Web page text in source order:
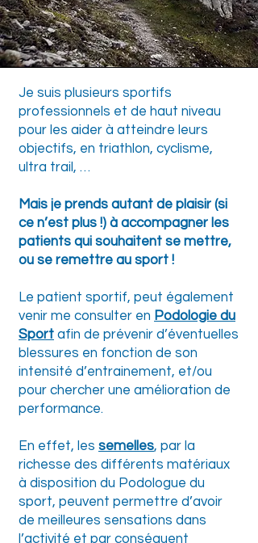
Je suis plusieurs sportifs
professionnels et de haut niveau
pour les aider à atteindre leurs
objectifs, en triathlon, cyclisme,
ultra trail, …
Mais je prends autant de plaisir (si
ce n’est plus !) à accompagner les
patients qui souhaitent se mettre,
ou se remettre au sport !
Le patient sportif, peut également
venir me consulter en Podologie du
Sport afin de prévenir d’éventuelles
blessures en fonction de son
intensité d’entrainement, et/ou
pour chercher une amélioration de
performance.
En effet, les semelles, par la
richesse des différents matériaux
à disposition du Podologue du
sport, peuvent permettre d’avoir
de meilleures sensations dans
l’activité et par conséquent